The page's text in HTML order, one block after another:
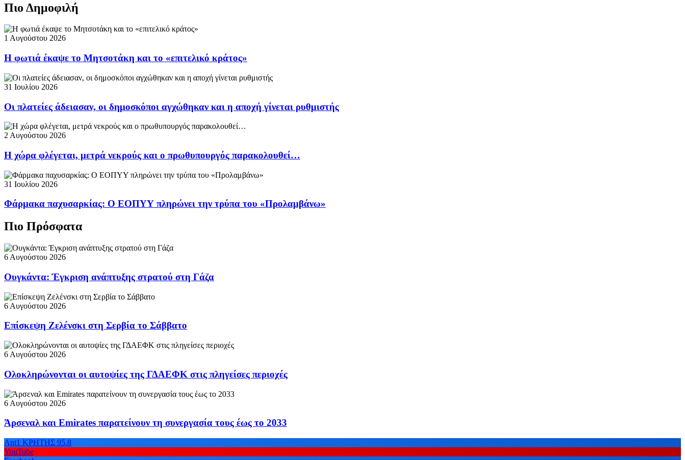
Πιο Δημοφιλή
1 Αυγούστου 2026
Η φωτιά έκαψε το Μητσοτάκη και το «επιτελικό κράτος»
31 Ιουλίου 2026
Οι πλατείες άδειασαν, οι δημοσκόποι αγχώθηκαν και η αποχή γίνεται ρυθμιστής
2 Αυγούστου 2026
Η χώρα φλέγεται, μετρά νεκρούς και ο πρωθυπουργός παρακολουθεί…
31 Ιουλίου 2026
Φάρμακα παχυσαρκίας: Ο ΕΟΠΥΥ πληρώνει την τρύπα του «Προλαμβάνω»
Πιο Πρόσφατα
6 Αυγούστου 2026
Ουγκάντα: Έγκριση ανάπτυξης στρατού στη Γάζα
6 Αυγούστου 2026
Επίσκεψη Ζελένσκι στη Σερβία το Σάββατο
6 Αυγούστου 2026
Ολοκληρώνονται οι αυτοψίες της ΓΔΑΕΦΚ στις πληγείσες περιοχές
6 Αυγούστου 2026
Άρσεναλ και Emirates παρατείνουν τη συνεργασία τους έως το 2033
Ant1 ΚΡΗΤΗΣ 95.8
YouTube